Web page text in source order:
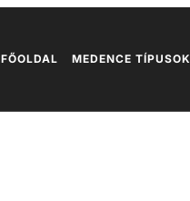
FŐOLDAL MEDENCE TÍPUSOK